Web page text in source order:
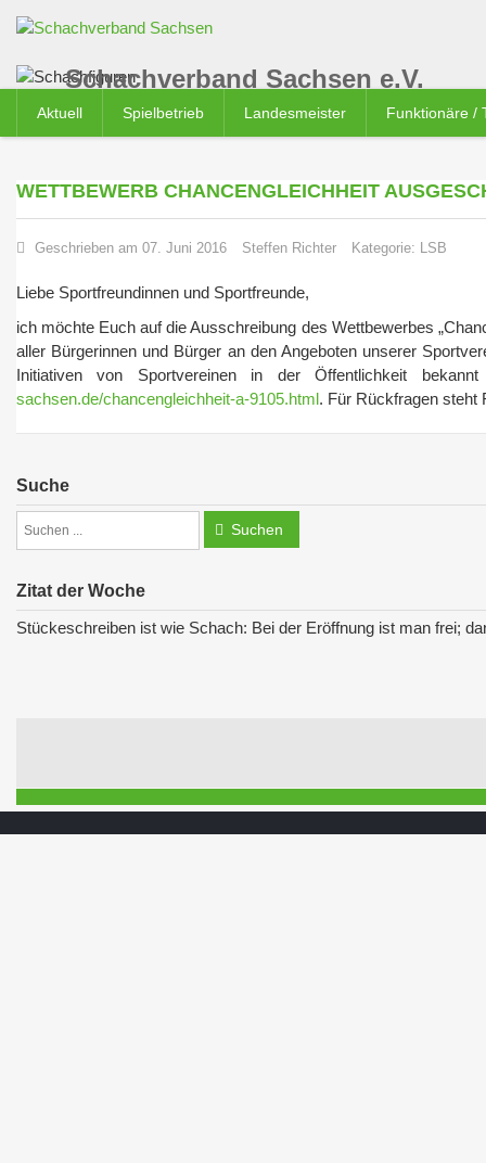
Schachverband Sachsen e.V.
Aktuell Spielbetrieb Landesmeister Funktionäre /
WETTBEWERB CHANCENGLEICHHEIT
Geschrieben am 07. Juni 2016 Steffen Richter Kategorie: LSB
Liebe Sportfreundinnen und Sportfreunde,
ich möchte Euch auf die Ausschreibung des Wettbewerbes
aller Bürgerinnen und Bürger an den Angeboten unserer
Initiativen von Sportvereinen in der Öffentlichkeit
sachsen.de/chancengleichheit-a-9105.html. Für Rückfragen steht
Suche
Suchen
Zitat der Woche
Stückeschreiben ist wie Schach: Bei der Eröffnung ist man frei;